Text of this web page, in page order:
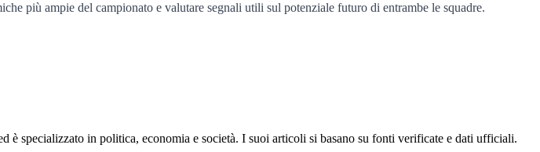
più ampie del campionato e valutare segnali utili sul potenziale futuro di entrambe le squadre.
specializzato in politica, economia e società. I suoi articoli si basano su fonti verificate e dati ufficiali.